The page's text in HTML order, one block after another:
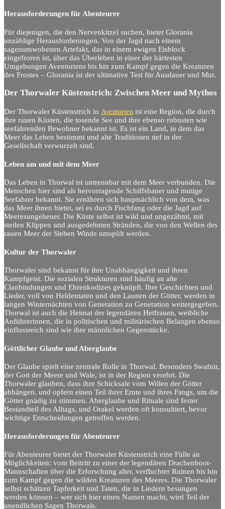
Herausforderungen für Abenteurer
Für diejenigen, die den Nervenkitzel suchen, bietet Glorania
unzählige Herausforderungen. Von der Jagd nach einem
sagenumwobenen Artefakt, das in einem ewigen Eisblock
eingefroren ist, über das Überleben in einer der härtesten
Umgebungen Aventuriens bis hin zum Kampf gegen die Kreaturen
des Frostes – Glorania ist der ultimative Test für Ausdauer und Mut.
Der Thorwaler Küstenstrich: Zwischen Meer und Mythos
Der Thorwaler Küstenstrich in Aventurien ist eine Region, die durch
ihre rauen Küsten, die tosende See und ihre ebenso robusten wie
seefahrenden Bewohner bekannt ist. Es ist ein Land, in dem das
Meer das Leben bestimmt und alte Traditionen tief in der
Gesellschaft verwurzelt sind.
Leben am und mit dem Meer
Das Leben in Thorwal ist untrennbar mit dem Meer verbunden. Die
Menschen hier sind als hervorragende Schiffsbauer und mutige
Seefahrer bekannt. Sie ernähren sich hauptsächlich von dem, was
das Meer ihnen bietet, sei es durch Fischfang oder die Jagd auf
Meeresungeheuer. Die Küste selbst ist wild und ungezähmt, mit
steilen Klippen und ausgedehnten Stränden, die von den Wellen des
rauen Meer der Sieben Winde umspült werden.
Kultur der Thorwaler
Thorwaler sind bekannt für ihre Unabhängigkeit und ihren
Kampfgeist. Die sozialen Strukturen sind häufig an alte
Clanbindungen und Ehrenkodizes geknüpft. Ihre Geschichten und
Lieder, voll von Heldentaten und den Launen der Götter, werden in
langen Winternächten von Generation zu Generation weitergegeben.
Thorwal ist auch die Heimat der legendären Hetfrauen, weibliche
Anführerinnen, die in politischen und militärischen Belangen ebenso
einflussreich sind wie ihre männlichen Gegenstücke.
Göttlicher Glaube und Aberglaube
Der Glaube spielt eine zentrale Rolle in Thorwal. Besonders Swafnir,
der Gott der Meere und Wale, ist in der Region verehrt. Die
Thorwaler glauben, dass ihre Schicksale vom Willen der Götter
abhängen, und opfern einen Teil ihrer Ernte und ihres Fangs, um die
Götter gnädig zu stimmen. Aberglaube und Rituale sind fester
Bestandteil des Alltags, und Orakel werden oft konsultiert, bevor
wichtige Entscheidungen getroffen werden.
Herausforderungen für Abenteurer
Für Abenteurer bietet der Thorwaler Küstenstrich eine Fülle an
Möglichkeiten: vom Beitritt zu einer der legendären Drachenboot-
Mannschaften über die Erforschung alter, verfluchter Ruinen bis hin
zum Kampf gegen die wilden Kreaturen des Meeres. Die Thorwaler
selbst schätzen Tapferkeit und Taten, die in Liedern besungen
werden können – wer sich hier einen Namen macht, wird Teil der
unendlichen Sagen Thorwals.